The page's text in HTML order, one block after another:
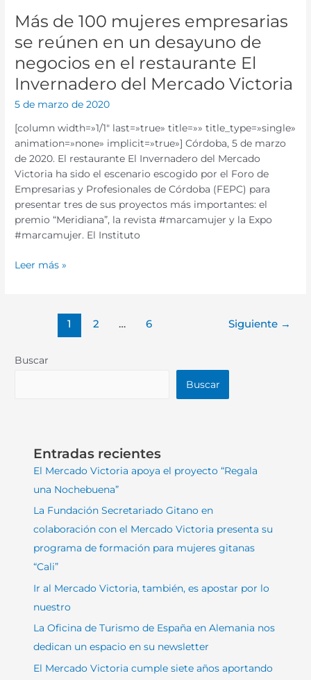
Más de 100 mujeres empresarias
se reúnen en un desayuno de
negocios en el restaurante El
Invernadero del Mercado Victoria
5 de marzo de 2020
[column width=»1/1″ last=»true» title=»» title_type=»single»
animation=»none» implicit=»true»] Córdoba, 5 de marzo
de 2020. El restaurante El Invernadero del Mercado
Victoria ha sido el escenario escogido por el Foro de
Empresarias y Profesionales de Córdoba (FEPC) para
presentar tres de sus proyectos más importantes: el
premio “Meridiana”, la revista #marcamujer y la Expo
#marcamujer. El Instituto
El
Invernadero
Mercado
Victoria
Leer más »
1 2 … 6 Siguiente →
Buscar
Buscar
Entradas recientes
El Mercado Victoria apoya el proyecto “Regala
una Nochebuena”
La Fundación Secretariado Gitano en
colaboración con el Mercado Victoria presenta su
programa de formación para mujeres gitanas
“Cali”
Ir al Mercado Victoria, también, es apostar por lo
nuestro
La Oficina de Turismo de España en Alemania nos
dedican un espacio en su newsletter
El Mercado Victoria cumple siete años aportando